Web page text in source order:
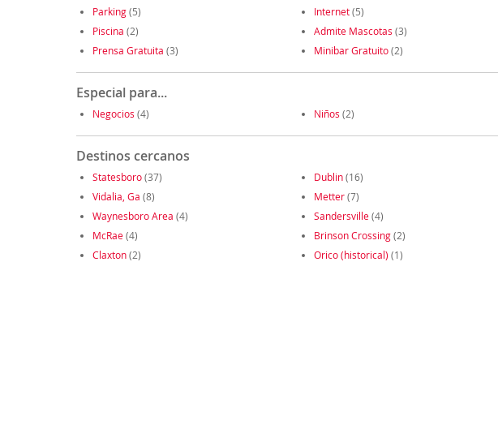
Parking(5) Internet(5)
Piscina (2) Admite Mascotas (3)
Prensa Gratuita (3) Minibar Gratuito(2)
Especial para...
Negocios (4) Niños (2)
Destinos cercanos
Statesboro(37) Dublin(16)
Vidalia, Ga (8) Metter(7)
Waynesboro Area (4) Sandersville(4)
McRae(4) Brinson Crossing(2)
Claxton(2) Orico (historical) (1)